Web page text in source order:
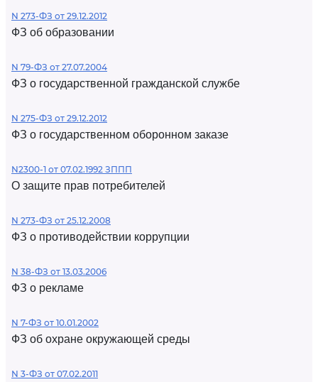
N 273-ФЗ от 29.12.2012
ФЗ об образовании
N 79-ФЗ от 27.07.2004
ФЗ о государственной гражданской службе
N 275-ФЗ от 29.12.2012
ФЗ о государственном оборонном заказе
N2300-1 от 07.02.1992 ЗППП
О защите прав потребителей
N 273-ФЗ от 25.12.2008
ФЗ о противодействии коррупции
N 38-ФЗ от 13.03.2006
ФЗ о рекламе
N 7-ФЗ от 10.01.2002
ФЗ об охране окружающей среды
N 3-ФЗ от 07.02.2011